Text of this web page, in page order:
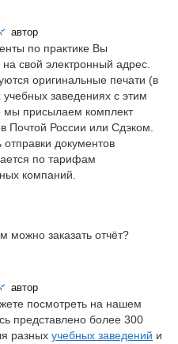
автор
по практике Вы
на свой электронный адрес.
оригинальные печати (в
учебных заведениях с этим
мы присылаем комплект
Почтой России или Сдэком.
отправки документов
по тарифам
компаний.
можно заказать отчёт?
автор
посмотреть на нашем
представлено более 300
разных учебных заведений и